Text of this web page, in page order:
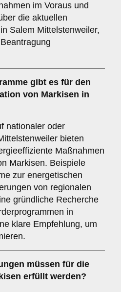
im Voraus und
die aktuellen
Salem Mittelstenweiler,
gibt es für den
von Markisen in
nationaler oder
bieten
Maßnahmen
Markisen. Beispiele
zur energetischen
von regionalen
gründliche Recherche
in
klare Empfehlung, um
müssen für die
erfüllt werden?